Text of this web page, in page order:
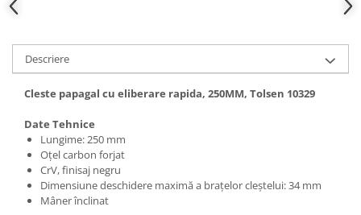
Hote bucatarie
Hota tavan
Hote decorative
Hote incorporabile
Hote insula
Hote telescopice
Hote traditionale
Masini de Spalat Rufe & Uscatoare
Descriere
Cleste papagal cu eliberare rapida, 250MM, Tolsen 10329
Date Tehnice
Lungime: 250 mm
Oțel carbon forjat
CrV, finisaj negru
Dimensiune deschidere maximă a brațelor cleștelui: 34 mm
Mâner înclinat